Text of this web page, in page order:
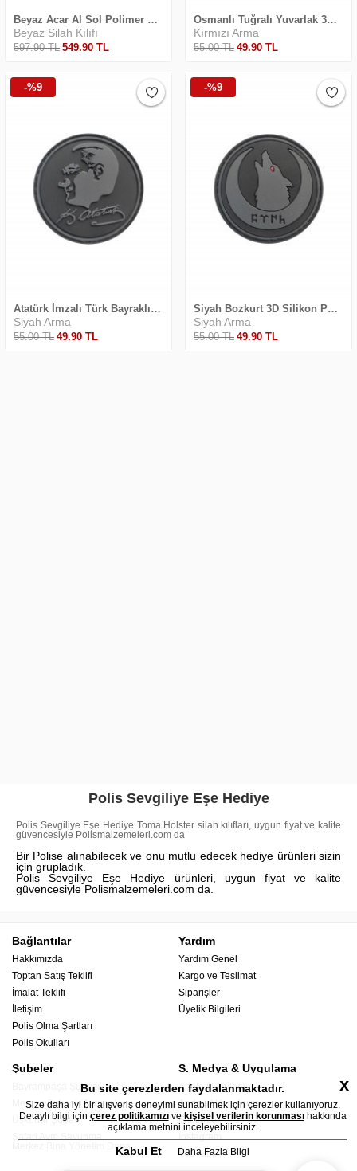
Beyaz Acar Al Sol Polimer Silah Kılıfı CZ-75 C-75 B
Beyaz Silah Kılıfı
597.90TL 549.90 TL
Osmanlı Tuğralı Yuvarlak 3D Silikon 7 PVC Arma
Kırmızı Arma
55.00TL 49.90 TL
-%9
Atatürk İmzalı Türk Bayraklı 3D Silikon 6 PVC Arma
Siyah Arma
55.00TL 49.90 TL
-%9
Siyah Bozkurt 3D Silikon PVC Arma
Siyah Arma
55.00TL 49.90 TL
Polis Sevgiliye Eşe Hediye
Polis Sevgiliye Eşe Hediye Toma Holster silah kılıfları, uygun fiyat ve kalite
güvencesiyle Polismalzemeleri.com da
Bir Polise alınabilecek ve onu mutlu edecek hediye ürünleri sizin
için grupladık.
Polis Sevgiliye Eşe Hediye ürünleri, uygun fiyat ve kalite
güvencesiyle Polismalzemeleri.com da.
Bağlantılar
Hakkımızda
Toptan Satış Teklifi
İmalat Teklifi
İletişim
Polis Olma Şartları
Polis Okulları
Yardım
Yardım Genel
Kargo ve Teslimat
Siparişler
Üyelik Bilgileri
Şubeler
Bayrampaşa Şubesi
Mercan Şubesi (Avrupa)
Üsküdar Şubesi
Safari Avm Savunma
Merkez Bina Yönetim Depo
S. Medya & Uygulama
Apple Uygulama
Android Uygulama
Facebook
Instagram
YouTube
Bu site çerezlerden faydalanmaktadır.
Size daha iyi bir alışveriş deneyimi sunabilmek için çerezler kullanıyoruz.
Detaylı bilgi için çerez politikamızıve kişisel verilerin korunmasıhakkında
açıklama metnini inceleyebilirsiniz.
Kabul Et Daha Fazla Bilgi
x